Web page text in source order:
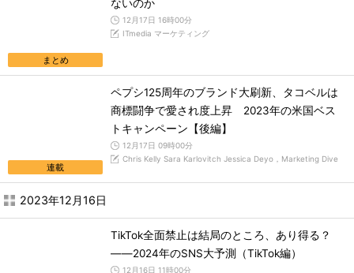
まとめ
ないのか
12月17日 16時00分
ITmedia マーケティング
連載
ペプシ125周年のブランド大刷新、タコベルは
商標闘争で愛され度上昇 2023年の米国ベス
トキャンペーン【後編】
12月17日 09時00分
Chris Kelly Sara Karlovitch Jessica Deyo，Marketing Dive
2023年12月16日
TikTok全面禁止は結局のところ、あり得る？
――2024年のSNS大予測（TikTok編）
12月16日 11時00分